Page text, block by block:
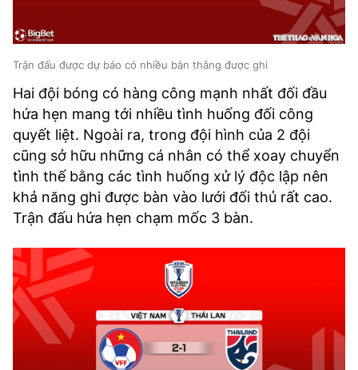
Trận đấu được dự báo có nhiều bàn thắng được ghi
Hai đội bóng có hàng công mạnh nhất đối đầu
hứa hẹn mang tới nhiều tình huống đối công
quyết liệt. Ngoài ra, trong đội hình của 2 đội
cũng sở hữu những cá nhân có thể xoay chuyển
tình thế bằng các tình huống xử lý độc lập nên
khả năng ghi được bàn vào lưới đối thủ rất cao.
Trận đấu hứa hẹn chạm mốc 3 bàn.